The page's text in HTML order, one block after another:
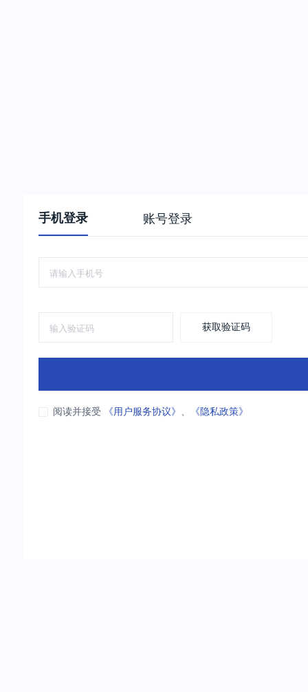
手机登录 账号登录
获取验证码
阅读并接受 《用户服务协议》 、 《隐私政策》